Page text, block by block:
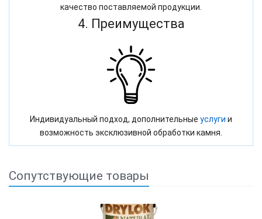
качество поставляемой продукции.
4. Преимущества
Индивидуальный подход, дополнительные услуги и
возможность эксклюзивной обработки камня.
Сопутствующие товары